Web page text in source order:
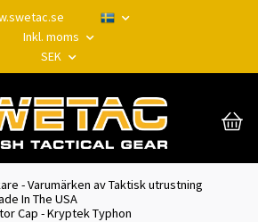
Inkl. moms
SEK
- Varumärken av Taktisk utrustning
In The USA
Cap - Kryptek Typhon